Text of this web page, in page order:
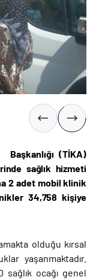
(TİKA)
sağlık hizmeti
2 adet mobil klinik
34,758 kişiye
olduğu kırsal
yaşanmaktadır.
sağlık ocağı genel